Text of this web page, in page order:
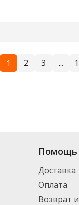
1 2 3 ...
Помощь
Доставка
Оплата
Возврат